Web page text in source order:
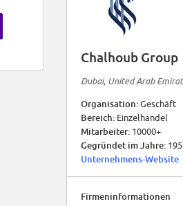
Chalhoub Group
Dubai, United Arab
Organisation:Geschäft
Bereich: Einzelhandel
Mitarbeiter: 10000+
Gegründet im Jahre:
Unternehmens-Website
Firmeninformationen